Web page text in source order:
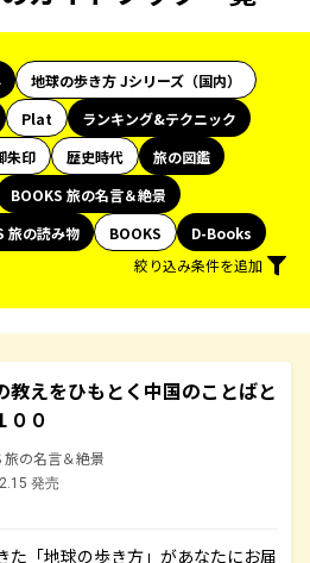
地球の歩き方 Jシリーズ（国内）
Plat
ランキング&テクニック
朱印 歴史時代
旅の図鑑
BOOKS 旅の名言＆絶景
旅の読み物 BOOKS
D-Books
絞り込み条件を追加
教えをひもとく中国のことばと
００
旅の名言＆絶景
発売
た「地球の歩き方」があなたにお届